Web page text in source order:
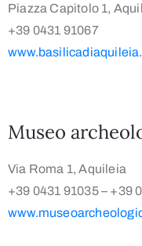
Piazza Capitolo 1,
+39 0431 91067
Museo
Via Roma 1, Aquileia
+39 0431 91035 – +39